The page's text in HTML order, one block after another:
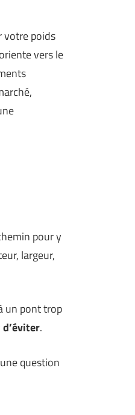
votre poids
vers le
pour y
largeur,
un pont trop
.
question